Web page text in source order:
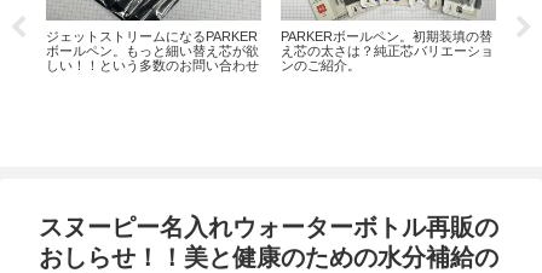
挿
ジェットストリームになるPARKER
ボールペン。もっと細い替え芯が欲
しい！！という多数のお問い合わせ
PARKERボールペン。初期装填の替
え芯の太さは？純正芯バリエーショ
ンのご紹介。
スヌーピー名入れウォーターボトル再販の
おしらせ！！美と健康のための水分補給の